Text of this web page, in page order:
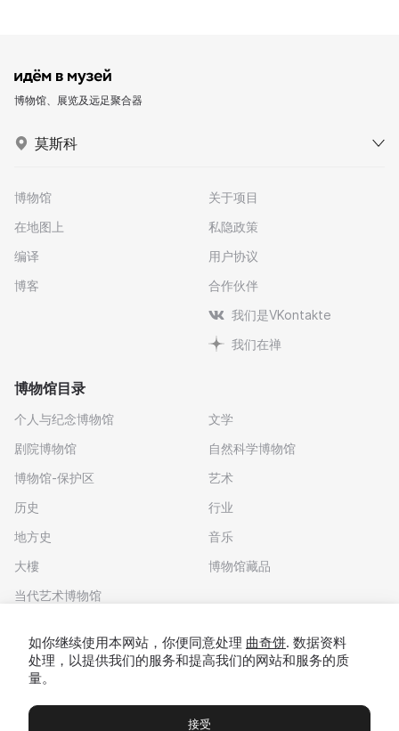
博物馆、展览及远足聚合器
莫斯科
博物馆
在地图上
编译
博客
关于项目
私隐政策
用户协议
合作伙伴
我们是VKontakte
我们在禅
博物馆目录
个人与纪念博物馆
剧院博物馆
博物馆-保护区
历史
地方史
大樓
当代艺术博物馆
文学
自然科学博物馆
艺术
行业
音乐
博物馆藏品
如你继续使用本网站，你便同意处理 曲奇饼. 数据资料
处理，以提供我们的服务和提高我们的网站和服务的质
量。
接受